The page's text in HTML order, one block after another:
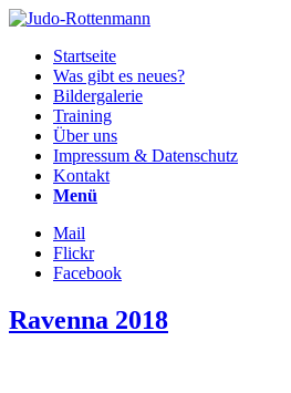
Startseite
Was gibt es neues?
Bildergalerie
Training
Über uns
Impressum & Datenschutz
Kontakt
Menü
Mail
Flickr
Facebook
Ravenna 2018